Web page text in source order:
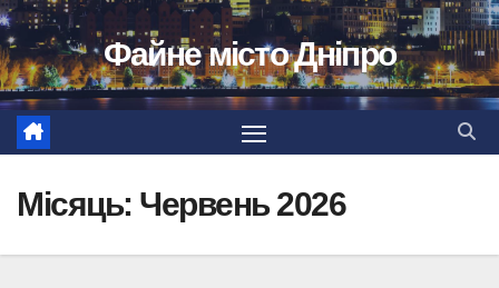
Перейти
до
вмісту
Файне місто Дніпро
Місяць: Червень 2026